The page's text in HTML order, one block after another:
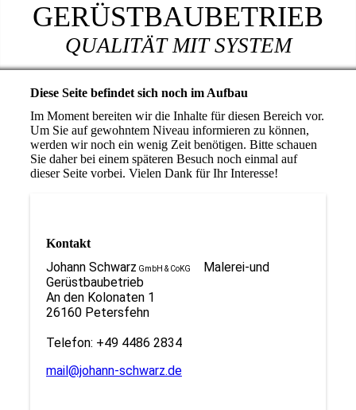
GERÜSTBAUBETRIEB
QUALITÄT MIT SYSTEM
Diese Seite befindet sich noch im Aufbau
Im Moment bereiten wir die Inhalte für diesen Bereich vor.
Um Sie auf gewohntem Niveau informieren zu können,
werden wir noch ein wenig Zeit benötigen. Bitte schauen
Sie daher bei einem späteren Besuch noch einmal auf
dieser Seite vorbei. Vielen Dank für Ihr Interesse!
Kontakt
Johann Schwarz GmbH & CoKG
Malerei-und
Gerüstbaubetrieb
An den Kolonaten 1
26160 Petersfehn
Telefon: +49 4486 2834
mail@johann-schwarz.de